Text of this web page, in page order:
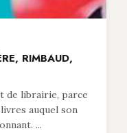
RIMBAUD,
de librairie, parce
auquel son
...